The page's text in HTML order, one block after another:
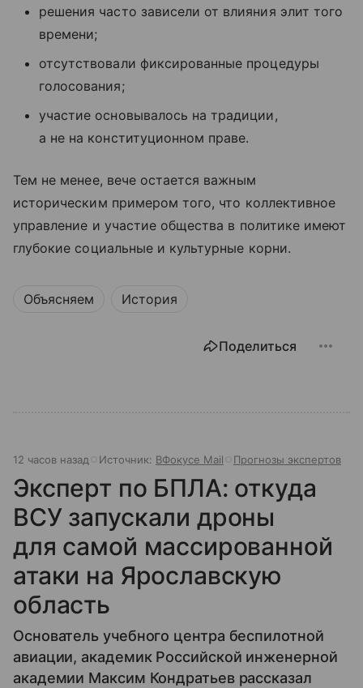
решения часто зависели от влияния элит того
времени;
отсутствовали фиксированные процедуры
голосования;
участие основывалось на традиции,
а не на конституционном праве.
Тем не менее, вече остается важным
историческим примером того, что коллективное
управление и участие общества в политике имеют
глубокие социальные и культурные корни.
Объясняем История
Поделиться
12 часов назад Источник: ВФокусе Mail Прогнозы экспертов
Эксперт по БПЛА: откуда
ВСУ запускали дроны
для самой массированной
атаки на Ярославскую
область
Основатель учебного центра беспилотной
авиации, академик Российской инженерной
академии Максим Кондратьев рассказал